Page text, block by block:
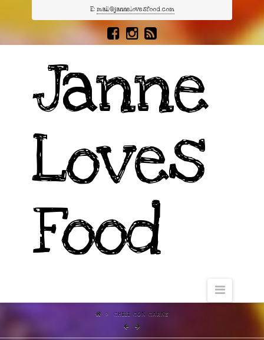
E: mail@jannelovesfood.com
Janne
Loves
Food
CHILI CON CARNE